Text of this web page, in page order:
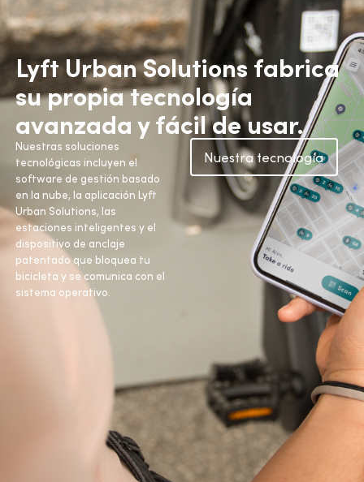
Lyft Urban Solutions fabrica
su propia tecnología
avanzada y fácil de usar.
Nuestras soluciones
tecnológicas incluyen el
software de gestión basado
en la nube, la aplicación Lyft
Urban Solutions, las
estaciones inteligentes y el
dispositivo de anclaje
patentado que bloquea tu
bicicleta y se comunica con el
sistema operativo.
Nuestra tecnología